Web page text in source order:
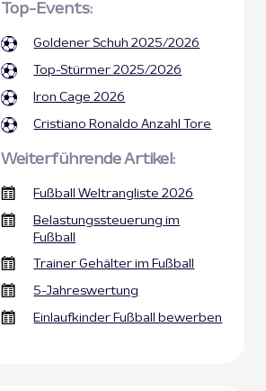
Top-Events:
Goldener Schuh 2025/2026
Top-Stürmer 2025/2026
Iron Cage 2026
Cristiano Ronaldo Anzahl Tore
Weiterführende Artikel:
Fußball Weltrangliste 2026
Belastungssteuerung im
Fußball
Trainer Gehälter im Fußball
5-Jahreswertung
Einlaufkinder Fußball bewerben